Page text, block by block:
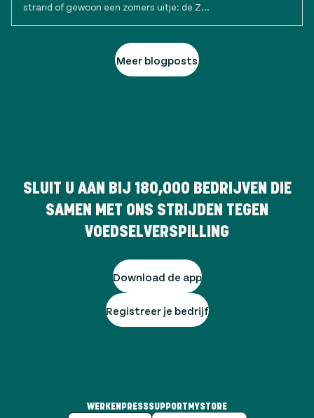
strand of gewoon een zomers uitje: de Z...
Meer blogposts
SLUIT U AAN BIJ 180,000 BEDRIJVEN DIE
SAMEN MET ONS STRIJDEN TEGEN
VOEDSELVERSPILLING
Download de app
Registreer je bedrijf
WERKEN PRESSSUPPORT MYSTORE